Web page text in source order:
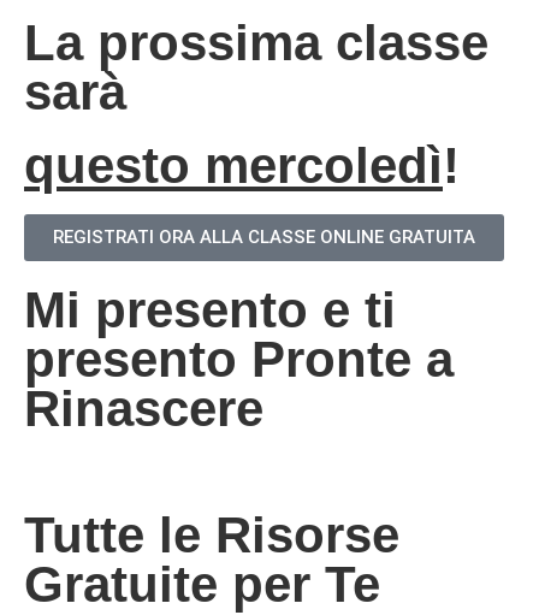
La prossima classe
sarà
questo mercoledì!
REGISTRATI ORA ALLA CLASSE ONLINE GRATUITA
Mi presento e ti
presento Pronte a
Rinascere
Tutte le Risorse
Gratuite per Te